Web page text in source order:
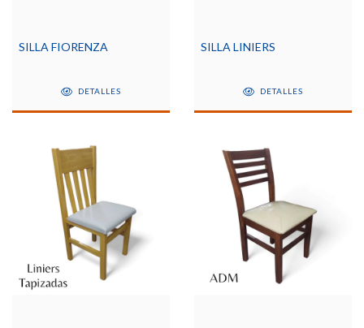
SILLA FIORENZA
DETALLES
SILLA LINIERS
DETALLES